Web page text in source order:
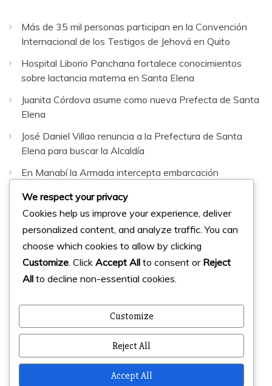
Más de 35 mil personas participan en la Convención
Internacional de los Testigos de Jehová en Quito
Hospital Liborio Panchana fortalece conocimientos
sobre lactancia materna en Santa Elena
Juanita Córdova asume como nueva Prefecta de Santa
Elena
José Daniel Villao renuncia a la Prefectura de Santa
Elena para buscar la Alcaldía
En Manabí la Armada intercepta embarcación
fiscalización
Facebook
Instagram
Twitter
© 2023 Micharts. Todos los derechos reservados.
We respect your privacy
Cookies help us improve your experience, deliver
personalized content, and analyze traffic. You can
choose which cookies to allow by clicking
Customize . Click Accept All to consent or Reject
All to decline non-essential cookies.
Customize
Reject All
Accept All